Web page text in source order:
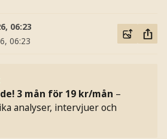
06:23
06:23
3 mån för 19 kr/mån –
analyser, intervjuer och